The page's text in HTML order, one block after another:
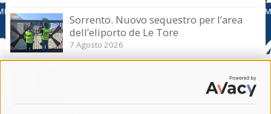
Sorrento. Nuovo sequestro per l’area
dell’eliporto de Le Tore
7 Agosto 2026
Sorrento. Aggredisce sessualmente una
turista e le strappa il portafogli, fermato
dai carabinieri